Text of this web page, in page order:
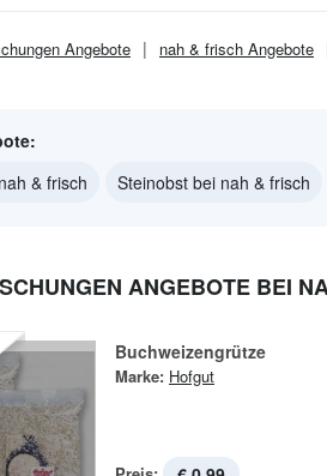
Angebote nah & frisch Angebote
& frisch
Steinobst bei nah & frisch
ANGEBOTE BEI
Buchweizengrütze
Marke: Hofgut